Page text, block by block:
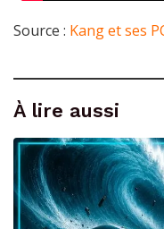
Source : Kang et ses
À lire aussi